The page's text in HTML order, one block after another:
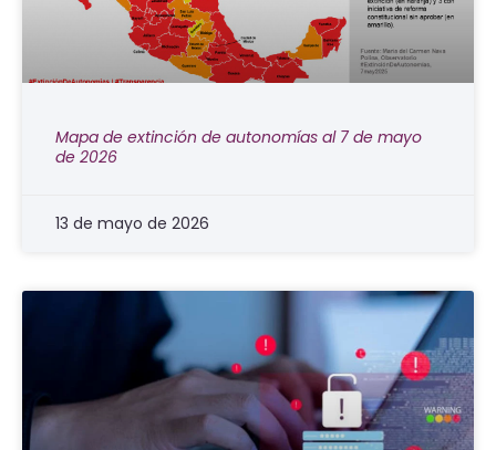
Mapa de extinción de autonomías al 7 de mayo
de 2026
13 de mayo de 2026